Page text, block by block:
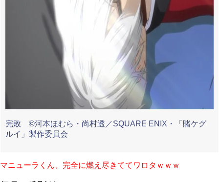
完敗 ©河本ほむら・尚村透／SQUARE ENIX・「賭ケグ
ルイ」製作委員会
マニューラくん、完全に燃え尽きててワロタｗｗｗ